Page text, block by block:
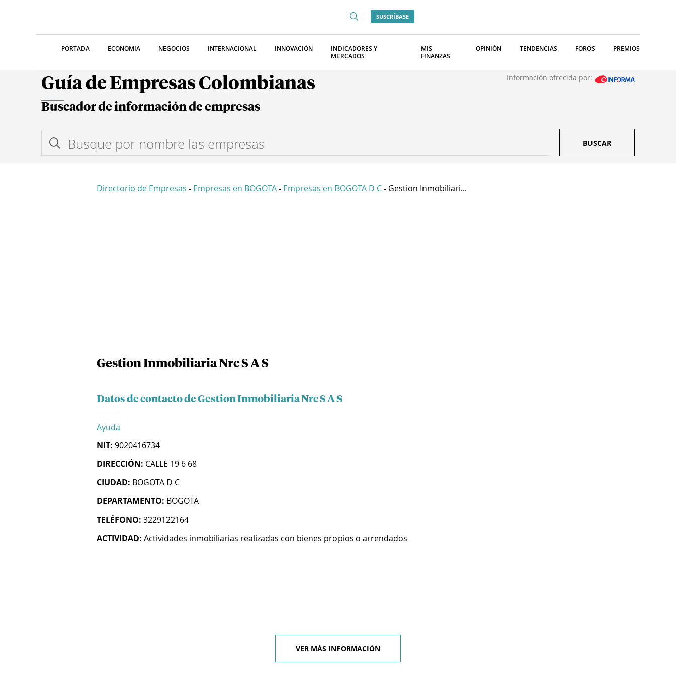
SUSCRÍBASE
PORTADA ECONOMIA NEGOCIOS INTERNACIONAL INNOVACIÓN
INDICADORES Y
MERCADOS
MIS
FINANZAS
OPINIÓN TENDENCIAS FOROS PREMIOS
Guía de Empresas Colombianas Información ofrecida por:
Buscador de información de empresas
BUSCAR
Directorio de Empresas - Empresas en BOGOTA - Empresas en BOGOTA D C - Gestion Inmobiliari...
Gestion Inmobiliaria Nrc S A S
Datos de contacto de Gestion Inmobiliaria Nrc S A S
Ayuda
NIT: 9020416734
DIRECCIÓN: CALLE 19 6 68
CIUDAD: BOGOTA D C
DEPARTAMENTO: BOGOTA
TELÉFONO: 3229122164
ACTIVIDAD: Actividades inmobiliarias realizadas con bienes propios o arrendados
VER MÁS INFORMACIÓN